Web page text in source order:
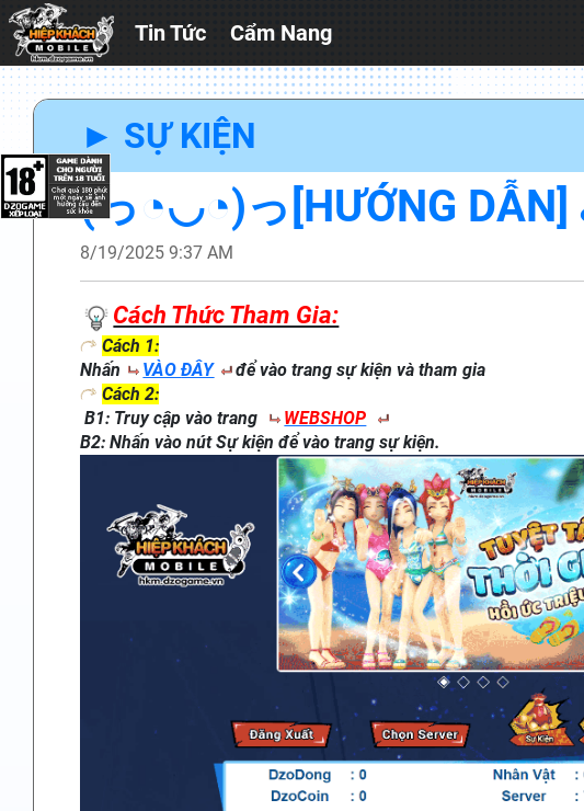
Tin Tức Cẩm Nang
► SỰ KIỆN
(っ◔◡◔)っ[HƯỚNG
8/19/2025 9:37 AM
Cách Thức Tham Gia:
Cách 1:
Nhấn
VÀOĐÂY
để vào trang sự kiện và tham gia
Cách 2:
B1: Truy cập vào trang
WEBSHOP
B2: Nhấn vào nút Sự kiện để vào trang sự kiện.